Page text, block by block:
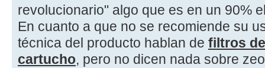
revolucionario" algo que es en un 90%
En cuanto a que no se recomiende su
técnica del producto hablan de filtros
cartucho, pero no dicen nada sobre